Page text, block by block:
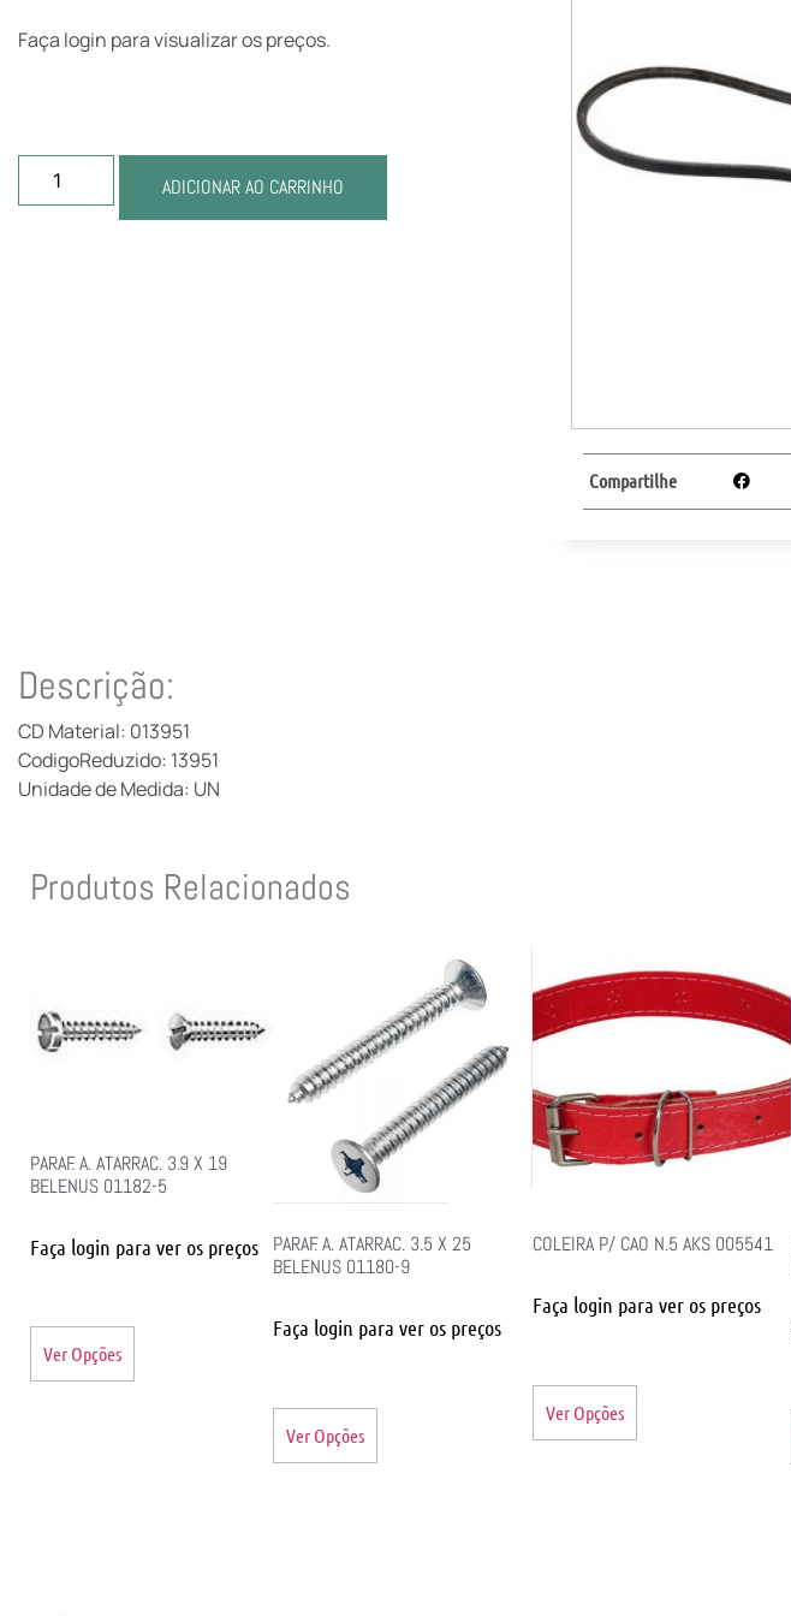
Faça login para visualizar os preços.
ADICIONAR AO CARRINHO
Compartilhe
Descrição:
CD Material: 013951
CodigoReduzido: 13951
Unidade de Medida: UN
Produtos Relacionados
PARAF. A. ATARRAC. 3.9 X 19
BELENUS 01182-5
Faça login para ver os preços
Ver Opções
PARAF. A. ATARRAC. 3.5 X 25
BELENUS 01180-9
Faça login para ver os preços
Ver Opções
COLEIRA P/ CAO N.5 AKS 005541
Faça login para ver os preços
Ver Opções